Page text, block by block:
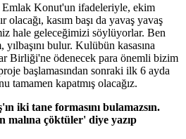
Emlak Konut'un ifadeleriyle, ekim
kasım başı da yavaş yavaş
hale geleceğimizi söylüyorlar. Ben
bulur. Kulübün kasasına
Birliği'ne ödenecek para önemli bizim
başlamasından sonraki ilk 6 ayda
tamamen kapatmış olacağız.
iki tane formasını bulamazsın.
malına çöktüler' diye yazıp